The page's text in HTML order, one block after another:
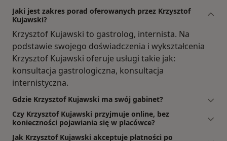
Jaki jest zakres porad oferowanych przez Krzysztof
Kujawski?
Krzysztof Kujawski to gastrolog, internista. Na
podstawie swojego doświadczenia i wykształcenia
Krzysztof Kujawski oferuje usługi takie jak:
konsultacja gastrologiczna, konsultacja
internistyczna.
Gdzie Krzysztof Kujawski ma swój gabinet?
Czy Krzysztof Kujawski przyjmuje online, bez
konieczności pojawiania się w placówce?
Jak Krzysztof Kujawski akceptuje płatności po